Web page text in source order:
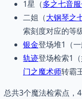
1星（多之七音
二姐（大钢琴之
索刻度对应的等
银金登场堆1（一
轨迹登场检索1
门之魔术师转霸
总共3个魔法检索点，4